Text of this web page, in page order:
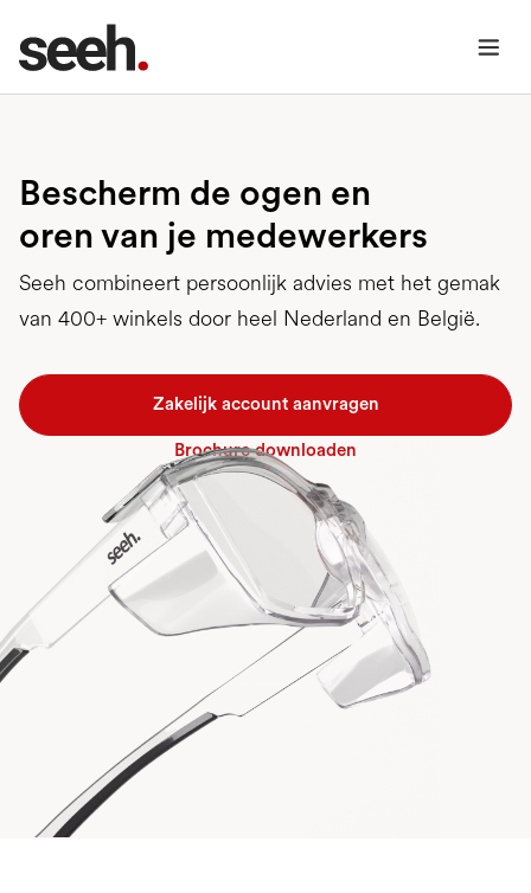
Bescherm de ogen en
oren van je medewerkers
Seeh combineert persoonlijk advies met het gemak
van 400+ winkels door heel Nederland en België.
Zakelijk account aanvragen
Brochure downloaden